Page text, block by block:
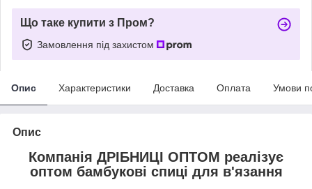
Що таке купити з Пром?
Замовлення під захистом
Опис Характеристики Доставка Оплата Умови
Опис
Компанія ДРІБНИЦІ ОПТОМ реалізує
оптом бамбукові спиці для в'язання